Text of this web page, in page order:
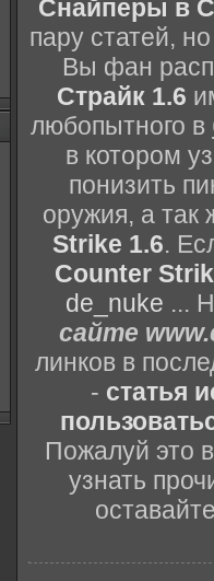
Снайперы в
пару статей,
Вы фан
Страйк 1.6
любопытного в
в котором
понизить
оружия, а так
Strike 1.6.
Counter
de_nuke ...
сайте
линков в
- статья
Пожалуй это
узнать